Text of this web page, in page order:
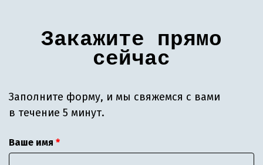
Закажите прямо
сейчас
Заполните форму, и мы свяжемся с вами
в течение 5 минут.
Ваше имя